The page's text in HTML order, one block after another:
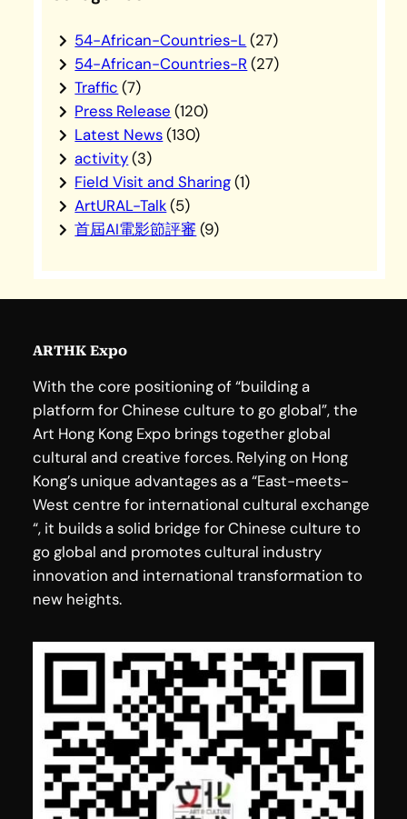
54-African-Countries-L(27)
54-African-Countries-R (27)
Traffic (7)
Press Release (120)
Latest News(130)
activity(3)
Field Visit and Sharing(1)
ArtURAL-Talk(5)
首屆AI電影節評審 (9)
ARTHK Expo
With the core positioning of “building a
platform for Chinese culture to go global”, the
Art Hong Kong Expo brings together global
cultural and creative forces. Relying on Hong
Kong’s unique advantages as a “East-meets-
West centre for international cultural exchange
“, it builds a solid bridge for Chinese culture to
go global and promotes cultural industry
innovation and international transformation to
new heights.